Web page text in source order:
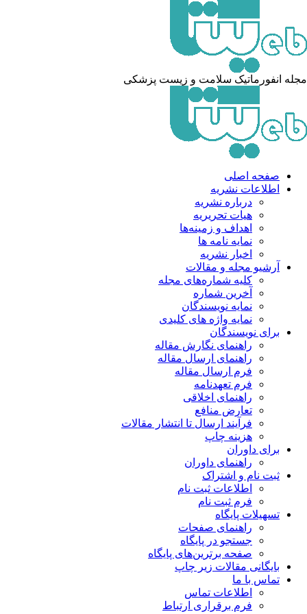
انفورماتیک سلامت و زیست پزشکی
صفحه اصلی
اطلاعات نشریه
درباره نشریه
هیات تحریریه
اهداف و زمینه‌ها
نمایه نامه ها
اخبار نشریه
آرشیو مجله و مقالات
کلیه شماره‌های مجله
آخرین شماره
نمایه نویسندگان
نمایه واژه های کلیدی
برای نویسندگان
راهنمای نگارش مقاله
راهنمای ارسال مقاله
فرم ارسال مقاله
فرم تعهدنامه
راهنمای اخلاقی
تعارض منافع
فرآیند ارسال تا انتشار مقالات
هزینه چاپ
برای داوران
راهنمای داوران
ثبت نام و اشتراک
اطلاعات ثبت نام
فرم ثبت نام
تسهیلات پایگاه
راهنمای صفحات
جستجو در پایگاه
صفحه برترین‌های پایگاه
بایگانی مقالات زیر چاپ
تماس با ما
اطلاعات تماس
فرم برقراری ارتباط